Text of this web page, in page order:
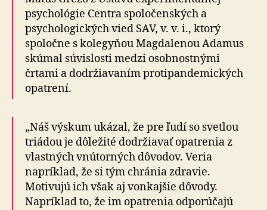
psychológie Centra spoločenských a
psychologických vied SAV, v. v. i., ktorý
spoločne s kolegyňou Magdalenou Adamus
skúmal súvislosti medzi osobnostnými
črtami a dodržiavaním protipandemických
opatrení.
„Náš výskum ukázal, že pre ľudí so svetlou
triádou je dôležité dodržiavať opatrenia z
vlastných vnútorných dôvodov. Veria
napríklad, že si tým chránia zdravie.
Motivujú ich však aj vonkajšie dôvody.
Napríklad to, že im opatrenia odporúčajú